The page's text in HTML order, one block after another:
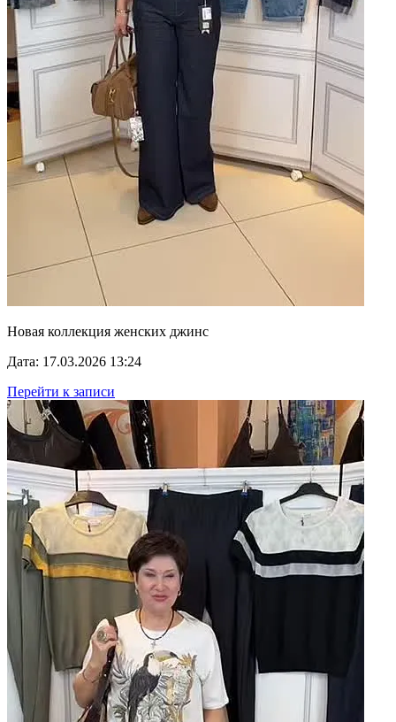
Новая коллекция женских джинс
Дата: 17.03.2026 13:24
Перейти к записи